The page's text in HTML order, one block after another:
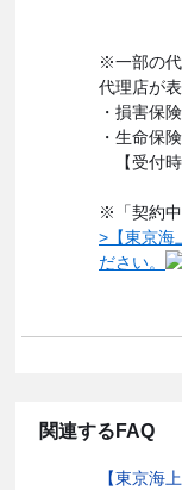
※一部の代
代理店が
・損害保
・生命保
【受付時
※「契約中
>【東京海
ださい。
関連するFAQ
【東京海